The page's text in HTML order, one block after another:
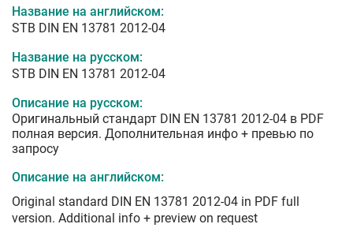
Название на английском:
STB DIN EN 13781 2012-04
Название на русском:
STB DIN EN 13781 2012-04
Описание на русском:
Оригинальный стандарт DIN EN 13781 2012-04 в PDF
полная версия. Дополнительная инфо + превью по
запросу
Описание на английском:
Original standard DIN EN 13781 2012-04 in PDF full
version. Additional info + preview on request